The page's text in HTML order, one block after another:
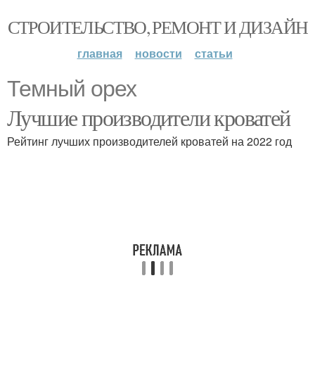
СТРОИТЕЛЬСТВО, РЕМОНТ И ДИЗАЙН
главная новости статьи
Темный орех
Лучшие производители кроватей
Рейтинг лучших производителей кроватей на 2022 год